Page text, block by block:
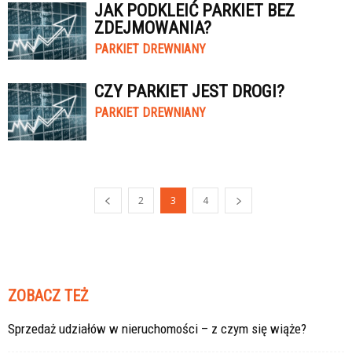
JAK PODKLEIĆ PARKIET BEZ
ZDEJMOWANIA?
PARKIET DREWNIANY
CZY PARKIET JEST DROGI?
PARKIET DREWNIANY
2 3 4
ZOBACZ TEŻ
Sprzedaż udziałów w nieruchomości – z czym się wiąże?